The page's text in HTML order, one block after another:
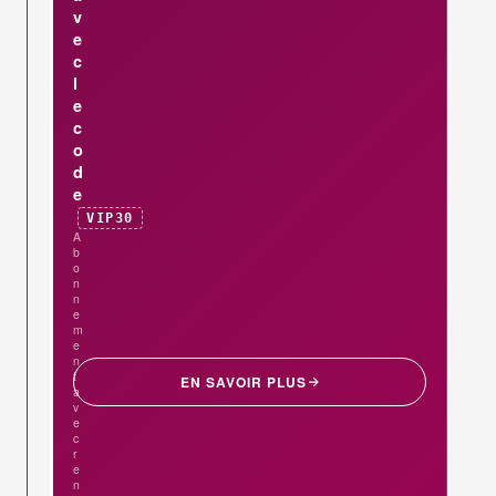
v
e
c
l
e
c
o
d
e
VIP30
A
b
o
n
n
e
m
e
n
t
a
v
e
c
r
e
n
EN SAVOIR PLUS